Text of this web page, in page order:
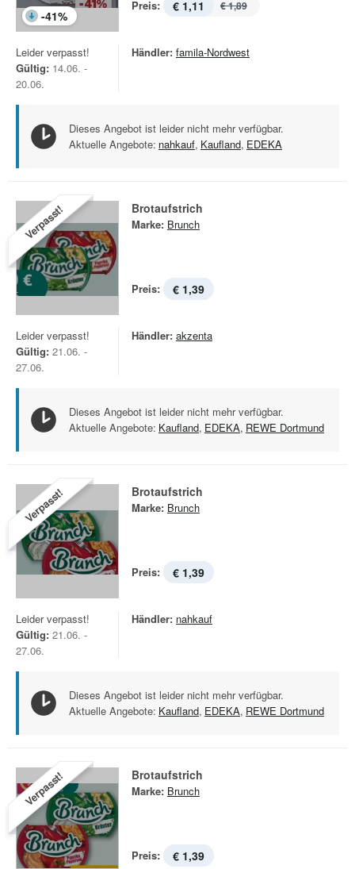
-41%
Preis: € 1,11 € 1,89
Leider verpasst!
Gültig: 14.06. -
20.06.
Händler: famila-Nordwest
Dieses Angebot ist leider nicht mehr verfügbar.
Aktuelle Angebote: nahkauf, Kaufland, EDEKA
Verpasst! Brotaufstrich
Marke: Brunch
Preis: € 1,39
Leider verpasst!
Gültig: 21.06. -
27.06.
Händler: akzenta
Dieses Angebot ist leider nicht mehr verfügbar.
Aktuelle Angebote: Kaufland, EDEKA, REWE Dortmund
Verpasst! Brotaufstrich
Marke: Brunch
Preis: € 1,39
Leider verpasst!
Gültig: 21.06. -
27.06.
Händler: nahkauf
Dieses Angebot ist leider nicht mehr verfügbar.
Aktuelle Angebote: Kaufland, EDEKA, REWE Dortmund
Verpasst! Brotaufstrich
Marke: Brunch
Preis: € 1,39